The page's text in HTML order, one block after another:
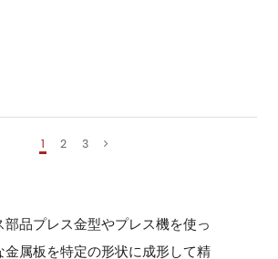
1 2 3
部品プレス金型やプレス機を使っ
金属板を特定の形状に成形して精